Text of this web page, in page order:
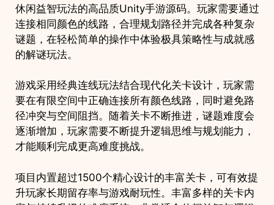
iOS
quantity
休闲益智玩法的高品质Unity手游源码。玩家需要通过
连接相同颜色的线路，合理规划路径并完成各种复杂
谜题，在轻松简单的操作中体验极具策略性与成就感
的解谜玩法。
游戏采用经典连线玩法结合现代化关卡设计，玩家需
要在有限空间中正确连接所有颜色线路，同时避免路
径冲突与空间阻挡。随着关卡不断推进，谜题难度会
逐渐增加，玩家需要不断提升逻辑思维与规划能力，
才能顺利完成更高难度挑战。
项目内置超过1500个精心设计的丰富关卡，可有效提
升玩家长期留存率与游戏耐玩性。丰富多样的关卡内